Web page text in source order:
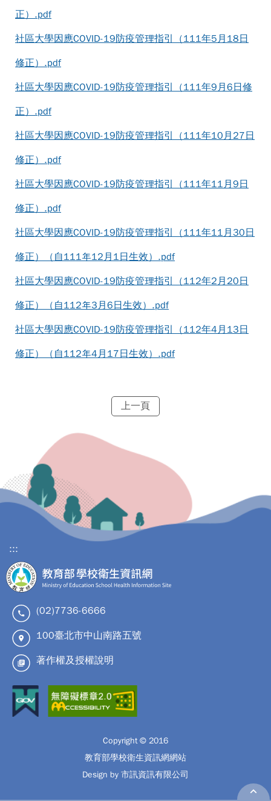
正）.pdf
社區大學因應COVID-19防疫管理指引（111年5月18日
修正）.pdf
社區大學因應COVID-19防疫管理指引（111年9月6日修
正）.pdf
社區大學因應COVID-19防疫管理指引（111年10月27日
修正）.pdf
社區大學因應COVID-19防疫管理指引（111年11月9日
修正）.pdf
社區大學因應COVID-19防疫管理指引（111年11月30日
修正）（自111年12月1日生效）.pdf
社區大學因應COVID-19防疫管理指引（112年2月20日
修正）（自112年3月6日生效）.pdf
社區大學因應COVID-19防疫管理指引（112年4月13日
修正）（自112年4月17日生效）.pdf
上一頁
:::
(02)7736-6666
100臺北市中山南路五號
著作權及授權說明
Copyright © 2016
教育部學校衛生資訊網網站
Design by 市訊資訊有限公司